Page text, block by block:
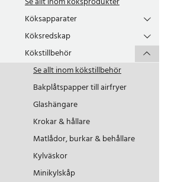
Köksapparater
Köksredskap
Kökstillbehör
Se allt inomkökstillbehör
Bakplåtspapper till airfryer
Glashängare
Krokar & hållare
Matlådor, burkar & behållare
Kylväskor
Minikylskåp